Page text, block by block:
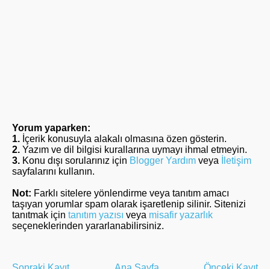
Yorum yaparken:
1. İçerik konusuyla alakalı olmasına özen gösterin.
2. Yazım ve dil bilgisi kurallarına uymayı ihmal etmeyin.
3. Konu dışı sorularınız için Blogger Yardım veya
İletişim
sayfalarını kullanın.
Not: Farklı sitelere yönlendirme veya tanıtım amacı
taşıyan yorumlar spam olarak işaretlenip silinir. Sitenizi
tanıtmak için tanıtım yazısı veya misafir yazarlık
seçeneklerinden yararlanabilirsiniz.